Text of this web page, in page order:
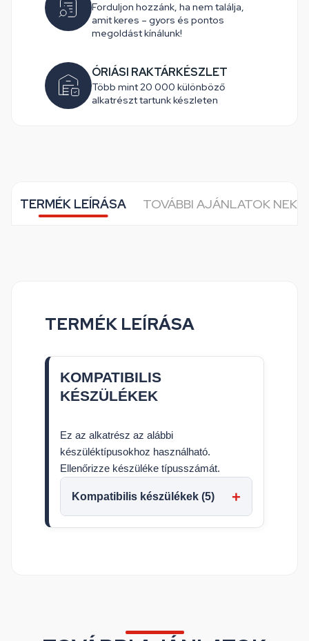
Forduljon hozzánk, ha nem találja,
amit keres – gyors és pontos
megoldást kínálunk!
ÓRIÁSI RAKTÁRKÉSZLET
Több mint 20 000 különböző
alkatrészt tartunk készleten
TERMÉK LEÍRÁSA TOVÁBBI AJÁNLATOK
TERMÉK LEÍRÁSA
KOMPATIBILIS
KÉSZÜLÉKEK
Ez az alkatrész az alábbi
készüléktípusokhoz használható.
Ellenőrizze készüléke típusszámát.
Kompatibilis készülékek (5)